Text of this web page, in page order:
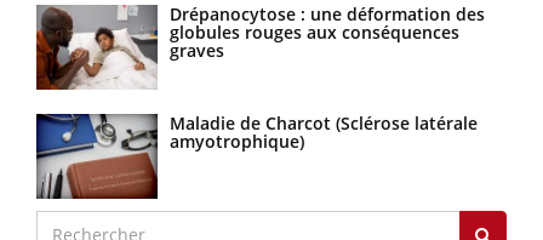
Drépanocytose : une déformation des
globules rouges aux conséquences
graves
Maladie de Charcot (Sclérose latérale
amyotrophique)